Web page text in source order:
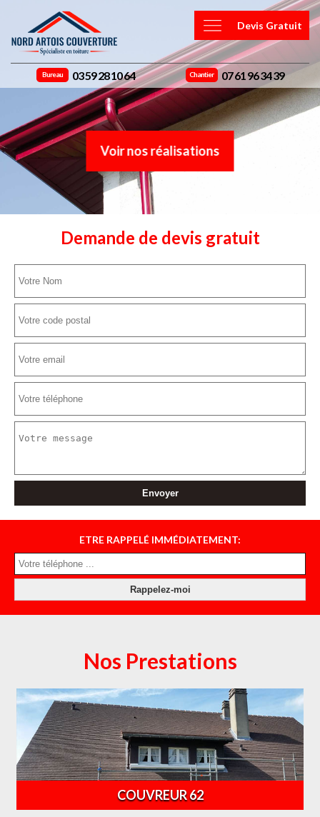
Devis Gratuit
Bureau 03 59 28 10 64 Chantier 07 61 96 34 39
Voir nos réalisations
Demande de devis gratuit
ETRE RAPPELÉ IMMÉDIATEMENT:
Nos Prestations
COUVREUR 62